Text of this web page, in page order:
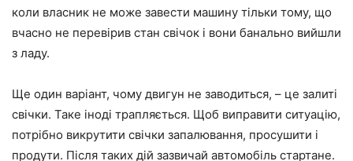
коли власник не може завести машину тільки тому, що
вчасно не перевірив стан свічок і вони банально вийшли
з ладу.
Ще один варіант, чому двигун не заводиться, – це залиті
свічки. Таке іноді трапляється. Щоб виправити ситуацію,
потрібно викрутити свічки запалювання, просушити і
продути. Після таких дій зазвичай автомобіль стартане.